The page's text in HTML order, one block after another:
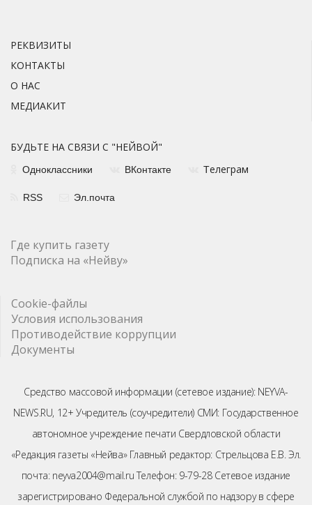
РЕКВИЗИТЫ
КОНТАКТЫ
О НАС
МЕДИАКИТ
БУДЬТЕ НА СВЯЗИ С "НЕЙВОЙ"
Одноклассники ВКонтакте Телеграм
RSS Эл.почта
Где купить газету
Подписка на «Нейву»
Cookie-файлы
Условия использования
Противодействие коррупции
Документы
Средство массовой информации (сетевое издание): NEYVA-
NEWS.RU, 12+ Учредитель (соучредители) СМИ: Государственное
автономное учреждение печати Свердловской области
«Редакция газеты «Нейва» Главный редактор: Стрельцова Е.В. Эл.
почта: neyva2004@mail.ru Телефон: 9-79-28 Сетевое издание
зарегистрировано Федеральной службой по надзору в сфере